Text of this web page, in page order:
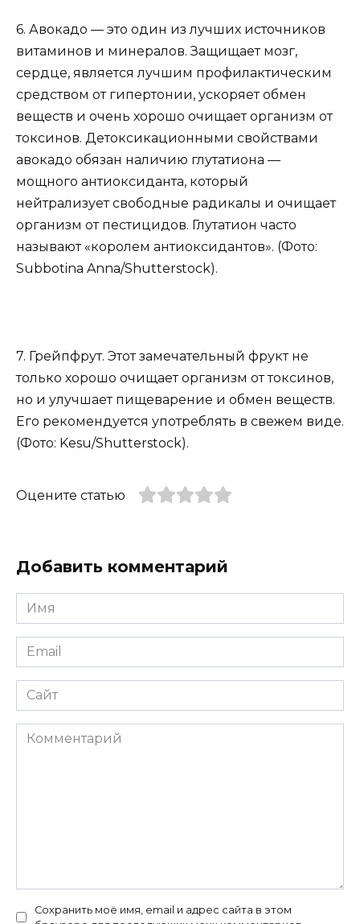
6. Авокадо — это один из лучших источников
витаминов и минералов. Защищает мозг,
сердце, является лучшим профилактическим
средством от гипертонии, ускоряет обмен
веществ и очень хорошо очищает организм от
токсинов. Детоксикационными свойствами
авокадо обязан наличию глутатиона —
мощного антиоксиданта, который
нейтрализует свободные радикалы и очищает
организм от пестицидов. Глутатион часто
называют «королем антиоксидантов». (Фото:
Subbotina Anna/Shutterstock).
7. Грейпфрут. Этот замечательный фрукт не
только хорошо очищает организм от токсинов,
но и улучшает пищеварение и обмен веществ.
Его рекомендуется употреблять в свежем виде.
(Фото: Kesu/Shutterstock).
Оцените статью
Добавить комментарий
Имя
*
Email
*
Сайт
Комментарий
Сохранить моё имя, email и адрес сайта в этом